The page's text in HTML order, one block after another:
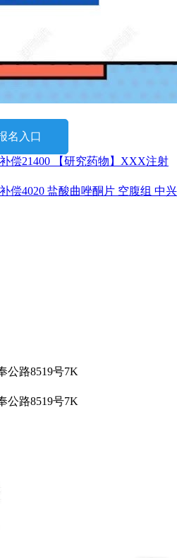
名入口
偿21400 【研究药物】XXX注射
偿4020 盐酸曲唑酮片 空腹组 中兴
公路8519号7K
公路8519号7K